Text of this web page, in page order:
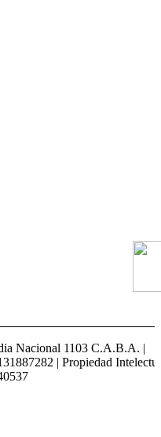
Nacional 1103 C.A.B.A. |
| Propiedad